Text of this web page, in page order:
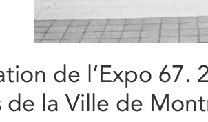
de l’Expo 67.
de la Ville de